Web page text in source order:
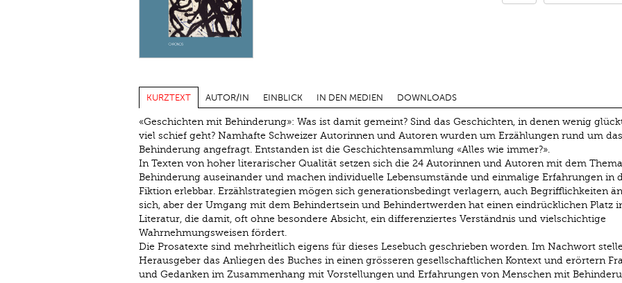
KURZTEXT AUTOR/IN EINBLICK IN DEN MEDIEN DOWNLOADS
«Geschichten mit Behinderung»: Was ist damit gemeint? Sind das Geschichten, in denen wenig
viel schief geht? Namhafte Schweizer Autorinnen und Autoren wurden um Erzählungen rund um
Behinderung angefragt. Entstanden ist die Geschichtensammlung «Alles wie immer?».
In Texten von hoher literarischer Qualität setzen sich die 24 Autorinnen und Autoren mit dem Thema
Behinderung auseinander und machen individuelle Lebensumstände und einmalige Erfahrungen in
Fiktion erlebbar. Erzählstrategien mögen sich generationsbedingt verlagern, auch Begrifflichkeiten
sich, aber der Umgang mit dem Behindertsein und Behindertwerden hat einen eindrücklichen Platz
Literatur, die damit, oft ohne besondere Absicht, ein differenziertes Verständnis und vielschichtige
Wahrnehmungsweisen fördert.
Die Prosatexte sind mehrheitlich eigens für dieses Lesebuch geschrieben worden. Im Nachwort
Herausgeber das Anliegen des Buches in einen grösseren gesellschaftlichen Kontext und erörtern
und Gedanken im Zusammenhang mit Vorstellungen und Erfahrungen von Menschen mit